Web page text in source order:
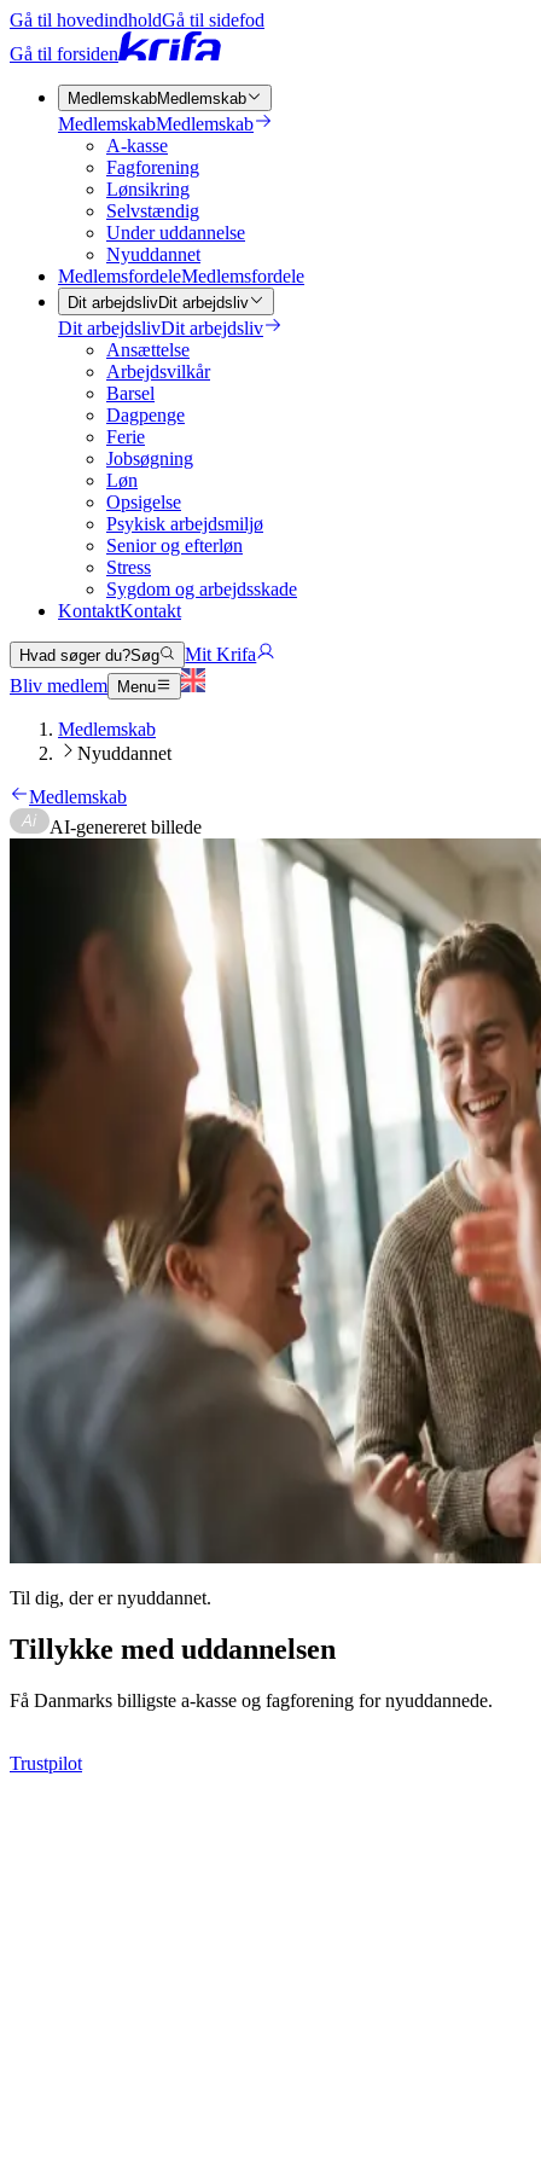
Gå til hovedindholdGå til sidefod
Gå til forsiden
MedlemskabMedlemskab
MedlemskabMedlemskab
A-kasse
Fagforening
Lønsikring
Selvstændig
Under uddannelse
Nyuddannet
MedlemsfordeleMedlemsfordele
Dit arbejdslivDit arbejdsliv
Dit arbejdslivDit arbejdsliv
Ansættelse
Arbejdsvilkår
Barsel
Dagpenge
Ferie
Jobsøgning
Løn
Opsigelse
Psykisk arbejdsmiljø
Senior og efterløn
Stress
Sygdom og arbejdsskade
KontaktKontakt
Hvad søger du?Søg
Mit Krifa
Bliv medlem
Menu
Medlemskab
Nyuddannet
Medlemskab
AI-genereret billede
Til dig, der er nyuddannet.
Tillykke med uddannelsen
Få Danmarks billigste a-kasse og fagforening for nyuddannede.
Trustpilot